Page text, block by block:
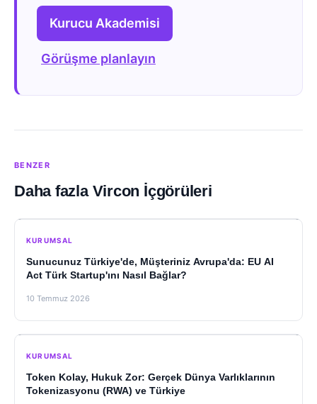
Kurucu Akademisi
Görüşme planlayın
BENZER
Daha fazla Vircon İçgörüleri
KURUMSAL
Sunucunuz Türkiye'de, Müşteriniz Avrupa'da: EU AI
Act Türk Startup'ını Nasıl Bağlar?
10 Temmuz 2026
KURUMSAL
Token Kolay, Hukuk Zor: Gerçek Dünya Varlıklarının
Tokenizasyonu (RWA) ve Türkiye